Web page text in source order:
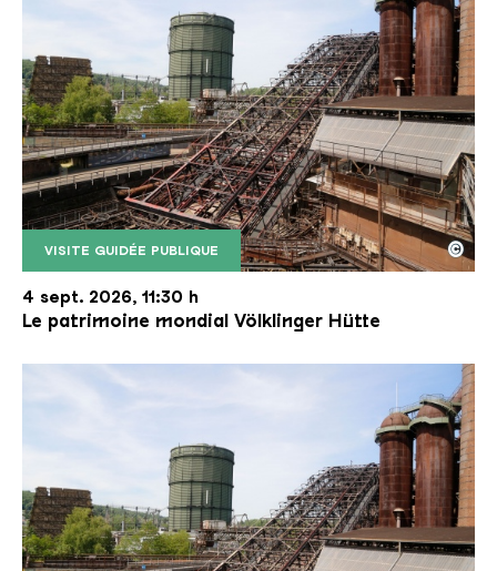
VISITE GUIDÉE PUBLIQUE
Le monte-charge incliné de la Völklinger Hütte
Copyright: Weltkulturerbe Völklinger Hütte | Karl
©
4 sept. 2026, 11:30 h
Le patrimoine mondial Völklinger Hütte